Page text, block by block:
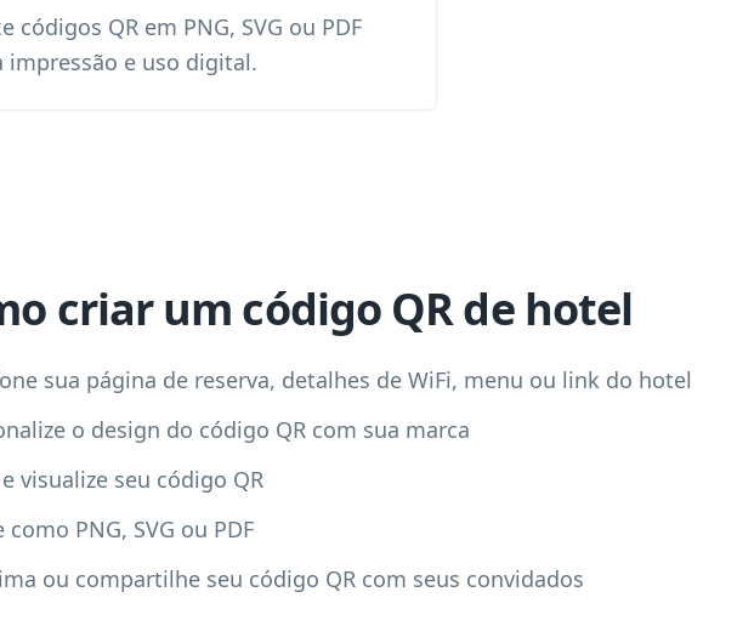
códigos QR em PNG, SVG ou PDF
impressão e uso digital.
criar um código QR de hotel
sua página de reserva, detalhes de WiFi, menu ou link do hotel
o design do código QR com sua marca
visualize seu código QR
como PNG, SVG ou PDF
ou compartilhe seu código QR com seus convidados